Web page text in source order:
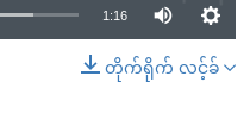
1:16
တိုက်ရိုက် လင့်ခ်